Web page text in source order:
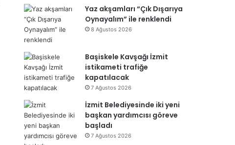
Yaz akşamları “Çık Dışarıya
Oynayalım” ile renklendi
8 Ağustos 2026
Başiskele Kavşağı İzmit
istikameti trafiğe
kapatılacak
7 Ağustos 2026
İzmit Belediyesinde iki yeni
başkan yardımcısı göreve
başladı
7 Ağustos 2026